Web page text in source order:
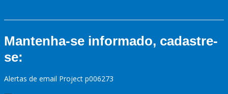
Mantenha-se informado, cadastre-
se:
Alertas de email Project p006273